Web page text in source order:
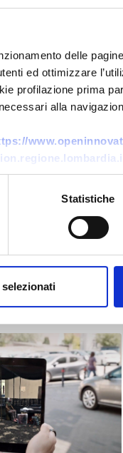
delle
ed ottimizzare
profilazione prima
alla
Statistiche
per
di acque
DISCOVER MORE →
giugno 2027